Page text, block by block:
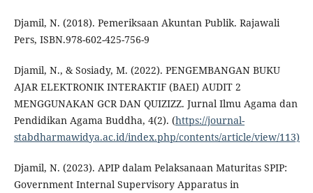
Djamil, N. (2018). Pemeriksaan Akuntan Publik. Rajawali
Pers, ISBN.978-602-425-756-9
Djamil, N., & Sosiady, M. (2022). PENGEMBANGAN BUKU
AJAR ELEKTRONIK INTERAKTIF (BAEI) AUDIT 2
MENGGUNAKAN GCR DAN QUIZIZZ. Jurnal Ilmu Agama dan
Pendidikan Agama Buddha, 4(2). (https://journal-
stabdharmawidya.ac.id/index.php/contents/article/view/113)
Djamil, N. (2023). APIP dalam Pelaksanaan Maturitas SPIP:
Government Internal Supervisory Apparatus in